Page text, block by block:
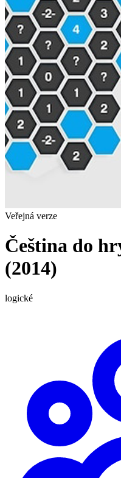
Veřejná verze
Čeština do
(2014)
logické